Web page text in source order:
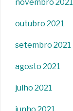
novembro 2021
outubro 2021
setembro 2021
agosto 2021
julho 2021